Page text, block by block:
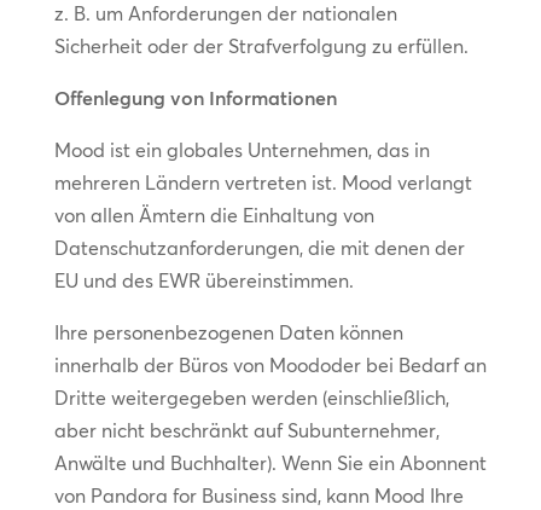
z. B. um Anforderungen der nationalen
Sicherheit oder der Strafverfolgung zu erfüllen.
Offenlegung von Informationen
Mood ist ein globales Unternehmen, das in
mehreren Ländern vertreten ist. Mood verlangt
von allen Ämtern die Einhaltung von
Datenschutzanforderungen, die mit denen der
EU und des EWR übereinstimmen.
Ihre personenbezogenen Daten können
innerhalb der Büros von Moododer bei Bedarf an
Dritte weitergegeben werden (einschließlich,
aber nicht beschränkt auf Subunternehmer,
Anwälte und Buchhalter). Wenn Sie ein Abonnent
von Pandora for Business sind, kann Mood Ihre